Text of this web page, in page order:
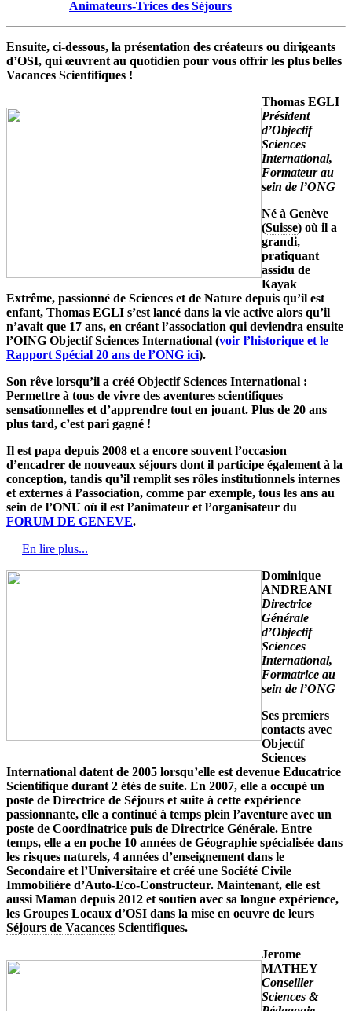
Animateurs-Trices des Séjours
Ensuite, ci-dessous, la présentation des créateurs ou dirigeants
d’OSI, qui œuvrent au quotidien pour vous offrir les plus belles
Vacances Scientifiques !
Thomas EGLI
Président
d’Objectif
Sciences
International,
Formateur au
sein de l’ONG
Né à Genève
(Suisse) où il a
grandi,
pratiquant
assidu de
Kayak
Extrême, passionné de Sciences et de Nature depuis qu’il est
enfant, Thomas EGLI s’est lancé dans la vie active alors qu’il
n’avait que 17 ans, en créant l’association qui deviendra ensuite
l’OING Objectif Sciences International (voir l’historique et le
Rapport Spécial 20 ans de l’ONG ici).
Son rêve lorsqu’il a créé Objectif Sciences International :
Permettre à tous de vivre des aventures scientifiques
sensationnelles et d’apprendre tout en jouant. Plus de 20 ans
plus tard, c’est pari gagné !
Il est papa depuis 2008 et a encore souvent l’occasion
d’encadrer de nouveaux séjours dont il participe également à la
conception, tandis qu’il remplit ses rôles institutionnels internes
et externes à l’association, comme par exemple, tous les ans au
sein de l’ONU où il est l’animateur et l’organisateur du
FORUM DE GENEVE.
En lire plus...
Dominique
ANDREANI
Directrice
Générale
d’Objectif
Sciences
International,
Formatrice au
sein de l’ONG
Ses premiers
contacts avec
Objectif
Sciences
International datent de 2005 lorsqu’elle est devenue Educatrice
Scientifique durant 2 étés de suite. En 2007, elle a occupé un
poste de Directrice de Séjours et suite à cette expérience
passionnante, elle a continué à temps plein l’aventure avec un
poste de Coordinatrice puis de Directrice Générale. Entre
temps, elle a en poche 10 années de Géographie spécialisée dans
les risques naturels, 4 années d’enseignement dans le
Secondaire et l’Universitaire et créé une Société Civile
Immobilière d’Auto-Eco-Constructeur. Maintenant, elle est
aussi Maman depuis 2012 et soutien avec sa longue expérience,
les Groupes Locaux d’OSI dans la mise en oeuvre de leurs
Séjours de Vacances Scientifiques.
Jerome
MATHEY
Conseiller
Sciences &